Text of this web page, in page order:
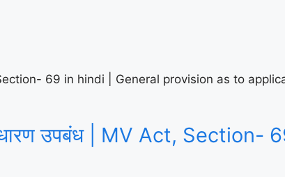
Section- 69 in hindi | General provision as to
उपबंध | MV Act, Section-